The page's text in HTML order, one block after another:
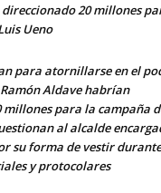
20 millones
Ueno
para atornillarse en el
Ramón Aldave habrían
millones para la campaña
al alcalde
su forma de vestir durante
y protocolares